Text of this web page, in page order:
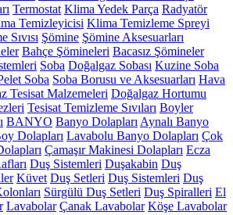
Termostat Klima Yedek Parça Radyatör
Temizleyicisi Klima Temizleme Spreyi
Sıvısı Şömine Şömine Aksesuarları
Bahçe Şömineleri Bacasız Şömineler
Soba Doğalgaz Sobası Kuzine Soba
Soba Soba Borusu ve Aksesuarları Hava
Tesisat Malzemeleri Doğalgaz Hortumu
Tesisat Temizleme Sıvıları Boyler
BANYO Banyo Dolapları Aynalı Banyo
Dolapları Lavabolu Banyo Dolapları Çok
Çamaşır Makinesi Dolapları Ecza
Duş Sistemleri Duşakabin Duş
Küvet Duş Setleri Duş Sistemleri Duş
Sürgülü Duş Setleri Duş Spiralleri El
Lavabolar Çanak Lavabolar Köşe Lavabolar